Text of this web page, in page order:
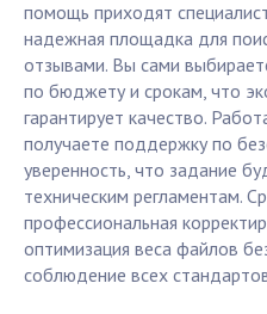
помощь приходят
надежная площадка для
отзывами. Вы сами
по бюджету и срокам, что
гарантирует качество.
получаете поддержку по
уверенность, что задание
техническим регламентам.
профессиональная
оптимизация веса файлов
соблюдение всех